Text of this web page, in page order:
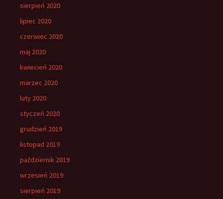
sierpień 2020
lipiec 2020
czerwiec 2020
maj 2020
kwiecień 2020
marzec 2020
luty 2020
styczeń 2020
grudzień 2019
listopad 2019
październik 2019
wrzesień 2019
sierpień 2019